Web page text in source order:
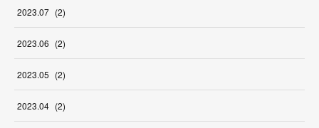
2023.07 (2)
2023.06 (2)
2023.05 (2)
2023.04 (2)